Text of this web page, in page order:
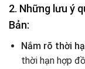
2. Những lưu ý
Bản:
Nắm rõ thời
thời hạn hợp